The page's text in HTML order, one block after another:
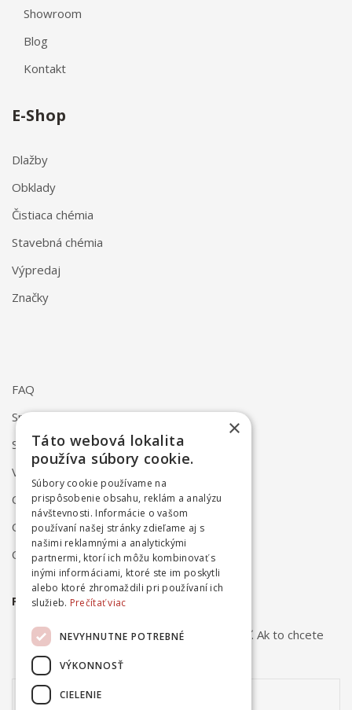
Showroom
Blog
Kontakt
E-Shop
Dlažby
Obklady
Čistiaca chémia
Stavebná chémia
Výpredaj
Značky
FAQ
Spôsob dodania
Spôsob platby
Vrátenie a reklamácia
Odstúpenie od zmluvy online
Obchodné podmienky
Ochrana osobných údajov
PRIHLÁSTE SA NA ODBER NOVINIEK
Odber noviniek môžete kedykoľvek zrušiť. Ak to chcete
×
Táto webová lokalita
používa súbory cookie.
Súbory cookie používame na
prispôsobenie obsahu, reklám a analýzu
návštevnosti. Informácie o vašom
používaní našej stránky zdieľame aj s
našimi reklamnými a analytickými
partnermi, ktorí ich môžu kombinovať s
inými informáciami, ktoré ste im poskytli
alebo ktoré zhromaždili pri používaní ich
služieb. Prečítať viac
NEVYHNUTNE POTREBNÉ
VÝKONNOSŤ
CIELENIE